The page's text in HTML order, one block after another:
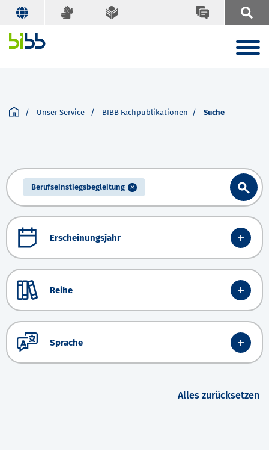
Unser Service BIBB Fachpublikationen Suche
Berufseinstiegsbegleitung
Erscheinungsjahr
Reihe
Sprache
Alles zurücksetzen